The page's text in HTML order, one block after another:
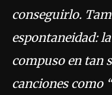
conseguirlo.
espontaneidad:
compuso en tan
canciones como